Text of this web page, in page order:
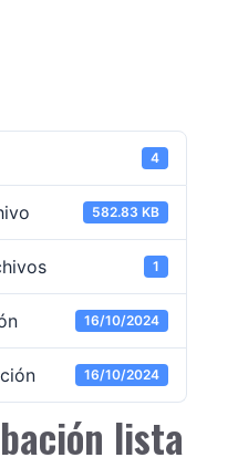
4
582.83 KB
1
16/10/2024
16/10/2024
lista